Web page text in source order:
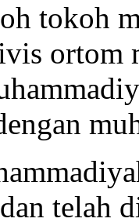
tokoh
ortom
telah